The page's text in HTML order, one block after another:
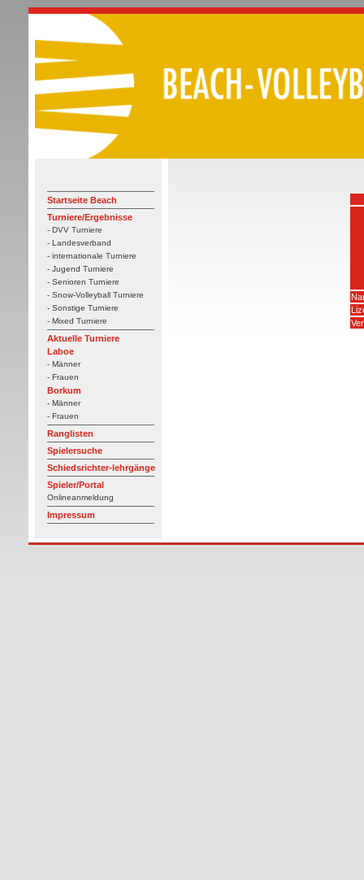
Startseite Beach
Turniere/Ergebnisse
- DVV Turniere
- Landesverband
- internationale Turniere
- Jugend Turniere
- Senioren Turniere
- Snow-Volleyball Turniere
- Sonstige Turniere
- Mixed Turniere
Aktuelle Turniere
Laboe
- Männer
- Frauen
Borkum
- Männer
- Frauen
Ranglisten
Spielersuche
Schiedsrichter-lehrgänge
Spieler/Portal
Onlineanmeldung
Impressum